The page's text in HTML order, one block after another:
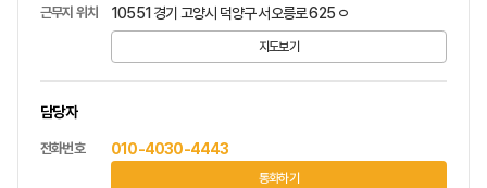
근무지 위치 10551 경기 고양시 덕양구 서오릉로 625 ㅇ
지도보기
담당자
전화번호 010-4030-4443
통화하기